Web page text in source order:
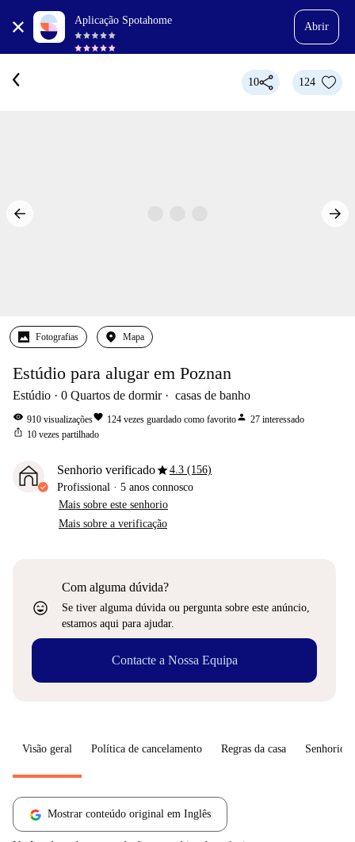
Aplicação Spotahome
Abrir
10 124
Fotografias Mapa
Estúdio para alugar em Poznan
Estúdio 0 Quartos de dormir casas de banho
visibility 910 visualizaçõesfavorite 124 vezes guardado como favoritoperson 27 interessado
ios_share 10 vezes partilhado
Senhorio verificadostar4.3 (156)
Profissional · 5 anos connosco
Mais sobre este senhorio
Mais sobre a verificação
sentiment_very_satisfied
Com alguma dúvida?
Se tiver alguma dúvida ou pergunta sobre este anúncio,
estamos aqui para ajudar.
Contacte a Nossa Equipa
Visão geral Política de cancelamento Regras da casa Senhorio
Mostrar conteúdo original em Inglês